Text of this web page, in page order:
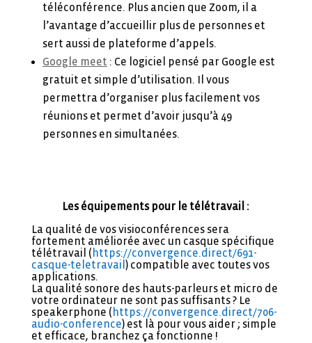
téléconférence. Plus ancien que Zoom, il a
l’avantage d’accueillir plus de personnes et
sert aussi de plateforme d’appels.
Google meet : Ce logiciel pensé par Google est
gratuit et simple d’utilisation. Il vous
permettra d’organiser plus facilement vos
réunions et permet d’avoir jusqu’à 49
personnes en simultanées.
Les équipements pour le télétravail :
La qualité de vos visioconférences sera
fortement améliorée avec un casque spécifique
télétravail ( https://convergence.direct/691-
casque-teletravail ) compatible avec toutes vos
applications.
La qualité sonore des hauts-parleurs et micro de
votre ordinateur ne sont pas suffisants ? Le
speakerphone ( https://convergence.direct/706-
audio-conference) est là pour vous aider ; simple
et efficace, branchez ça fonctionne !